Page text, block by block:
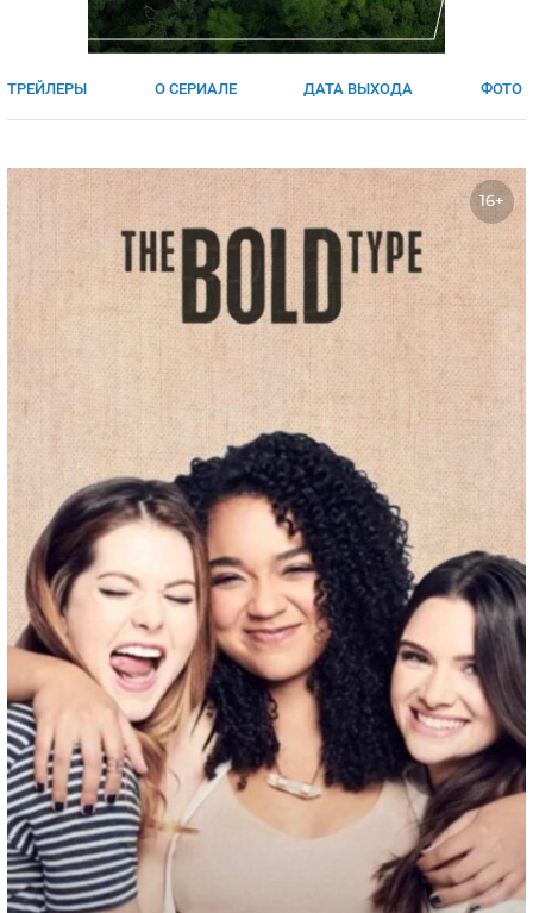
МЕЛОДРАМЫ
ИСПАНИЯ
ФРАНЦИЯ
СВЕТСКИЕ НОВОСТИ
ТРЕЙЛЕРЫ О СЕРИАЛЕ ДАТА ВЫХОДА ФОТО
16+